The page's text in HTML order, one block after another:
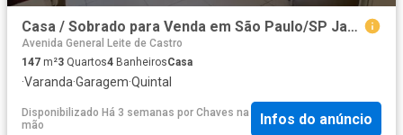
Casa / Sobrado para Venda em São Paulo/SP Jardim da Saude 3 Quartos
Avenida General Leite de Castro
147 m²3 Quartos4 BanheirosCasa
·Varanda·Garagem·Quintal
Disponibilizado Há 3 semanas por Chaves na
mão
Infos do anúncio